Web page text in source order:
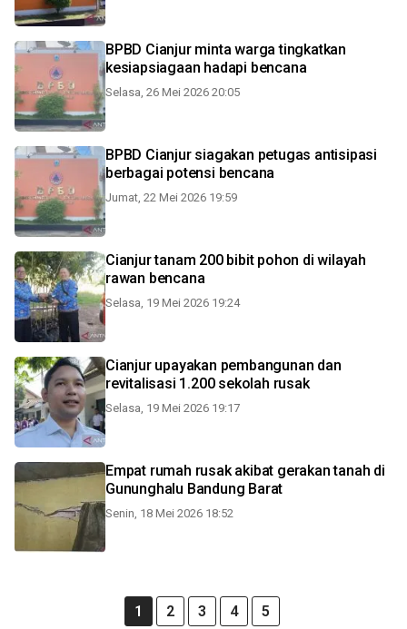
BPBD Cianjur minta warga tingkatkan
kesiapsiagaan hadapi bencana
Selasa, 26 Mei 2026 20:05
BPBD Cianjur siagakan petugas antisipasi
berbagai potensi bencana
Jumat, 22 Mei 2026 19:59
Cianjur tanam 200 bibit pohon di wilayah
rawan bencana
Selasa, 19 Mei 2026 19:24
Cianjur upayakan pembangunan dan
revitalisasi 1.200 sekolah rusak
Selasa, 19 Mei 2026 19:17
Empat rumah rusak akibat gerakan tanah di
Gununghalu Bandung Barat
Senin, 18 Mei 2026 18:52
1 2 3 4 5